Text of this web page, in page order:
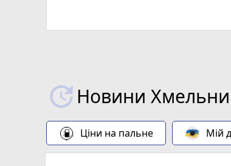
Новини
Ціни на пальне Мій